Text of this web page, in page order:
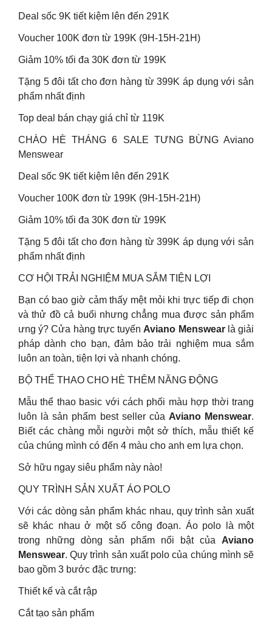
Deal sốc 9K tiết kiệm lên đến 291K
Voucher 100K đơn từ 199K (9H-15H-21H)
Giảm 10% tối đa 30K đơn từ 199K
Tặng 5 đôi tất cho đơn hàng từ 399K áp dụng với sản
phẩm nhất định
Top deal bán chạy giá chỉ từ 119K
CHÀO HÈ THÁNG 6 SALE TƯNG BỪNG Aviano
Menswear
Deal sốc 9K tiết kiệm lên đến 291K
Voucher 100K đơn từ 199K (9H-15H-21H)
Giảm 10% tối đa 30K đơn từ 199K
Tặng 5 đôi tất cho đơn hàng từ 399K áp dụng với sản
phẩm nhất định
CƠ HỘI TRẢI NGHIỆM MUA SẮM TIỆN LỢI
Bạn có bao giờ cảm thấy mệt mỏi khi trực tiếp đi chọn
và thử đồ cả buổi nhưng chẳng mua được sản phẩm
ưng ý? Cửa hàng trực tuyến Aviano Menswear là giải
pháp dành cho bạn, đảm bảo trải nghiệm mua sắm
luôn an toàn, tiện lợi và nhanh chóng.
BỘ THỂ THAO CHO HÈ THÊM NĂNG ĐỘNG
Mẫu thể thao basic với cách phối màu hợp thời trang
luôn là sản phẩm best seller của Aviano Menswear.
Biết các chàng mỗi người một sở thích, mẫu thiết kế
của chúng mình có đến 4 màu cho anh em lựa chọn.
Sở hữu ngay siêu phẩm này nào!
QUY TRÌNH SẢN XUẤT ÁO POLO
Với các dòng sản phẩm khác nhau, quy trình sản xuất
sẽ khác nhau ở một số công đoạn. Áo polo là một
trong những dòng sản phẩm nổi bật của Aviano
Menswear. Quy trình sản xuất polo của chúng mình sẽ
bao gồm 3 bước đặc trưng:
Thiết kế và cắt rập
Cắt tạo sản phẩm